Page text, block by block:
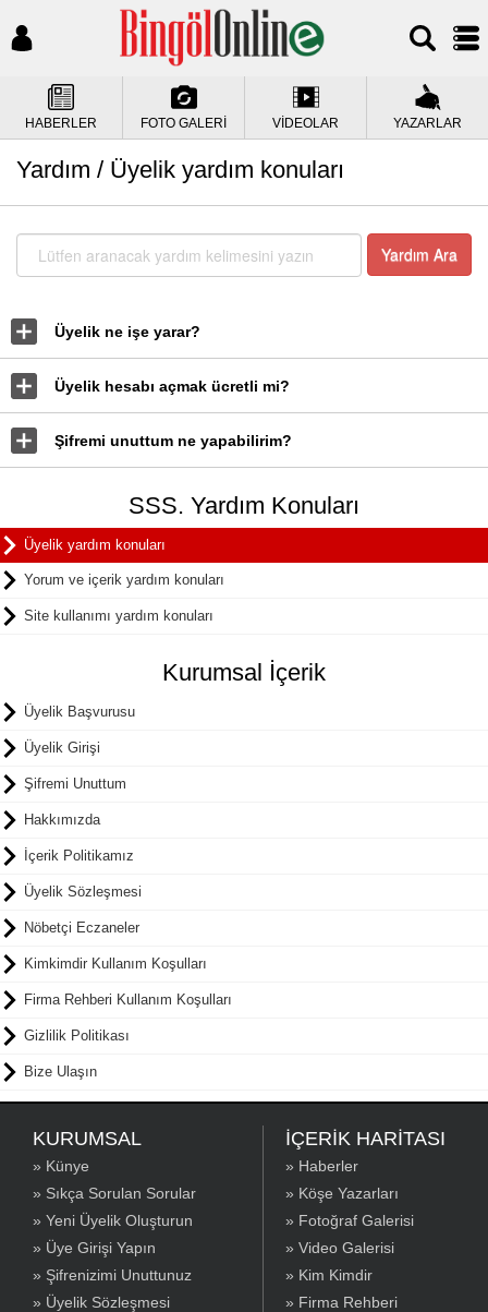
HABERLER FOTO GALERİ VİDEOLAR YAZARLAR
Yardım / Üyelik yardım konuları
Yardım Ara
Üyelik ne işe yarar?
Üyelik hesabı açmak ücretli mi?
Şifremi unuttum ne yapabilirim?
SSS. Yardım Konuları
Üyelik yardım konuları
Yorum ve içerik yardım konuları
Site kullanımı yardım konuları
Kurumsal İçerik
Üyelik Başvurusu
Üyelik Girişi
Şifremi Unuttum
Hakkımızda
İçerik Politikamız
Üyelik Sözleşmesi
Nöbetçi Eczaneler
Kimkimdir Kullanım Koşulları
Firma Rehberi Kullanım Koşulları
Gizlilik Politikası
Bize Ulaşın
KURUMSAL
» Künye
» Sıkça Sorulan Sorular
» Yeni Üyelik Oluşturun
» Üye Girişi Yapın
» Şifrenizimi Unuttunuz
» Üyelik Sözleşmesi
İÇERİK HARİTASI
» Haberler
» Köşe Yazarları
» Fotoğraf Galerisi
» Video Galerisi
» Kim Kimdir
» Firma Rehberi